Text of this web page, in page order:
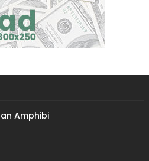
Amphibi